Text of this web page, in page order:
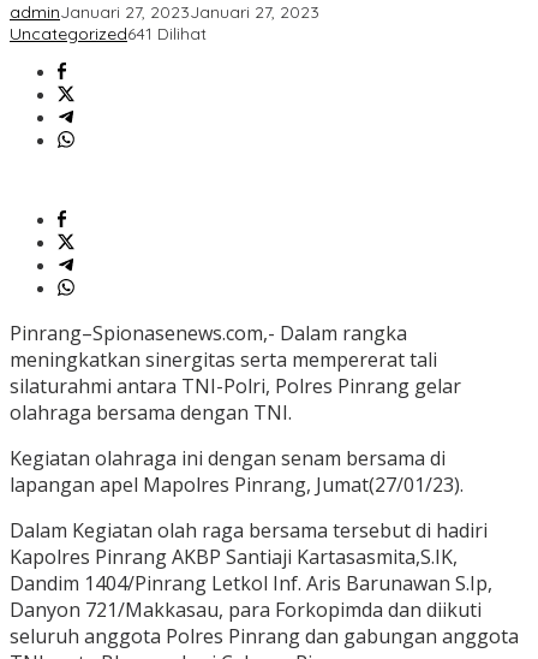
adminJanuari 27, 2023Januari 27, 2023
Uncategorized641 Dilihat
Pinrang–Spionasenews.com,- Dalam rangka
meningkatkan sinergitas serta mempererat tali
silaturahmi antara TNI-Polri, Polres Pinrang gelar
olahraga bersama dengan TNI.
Kegiatan olahraga ini dengan senam bersama di
lapangan apel Mapolres Pinrang, Jumat(27/01/23).
Dalam Kegiatan olah raga bersama tersebut di hadiri
Kapolres Pinrang AKBP Santiaji Kartasasmita,S.IK,
Dandim 1404/Pinrang Letkol Inf. Aris Barunawan S.Ip,
Danyon 721/Makkasau, para Forkopimda dan diikuti
seluruh anggota Polres Pinrang dan gabungan anggota